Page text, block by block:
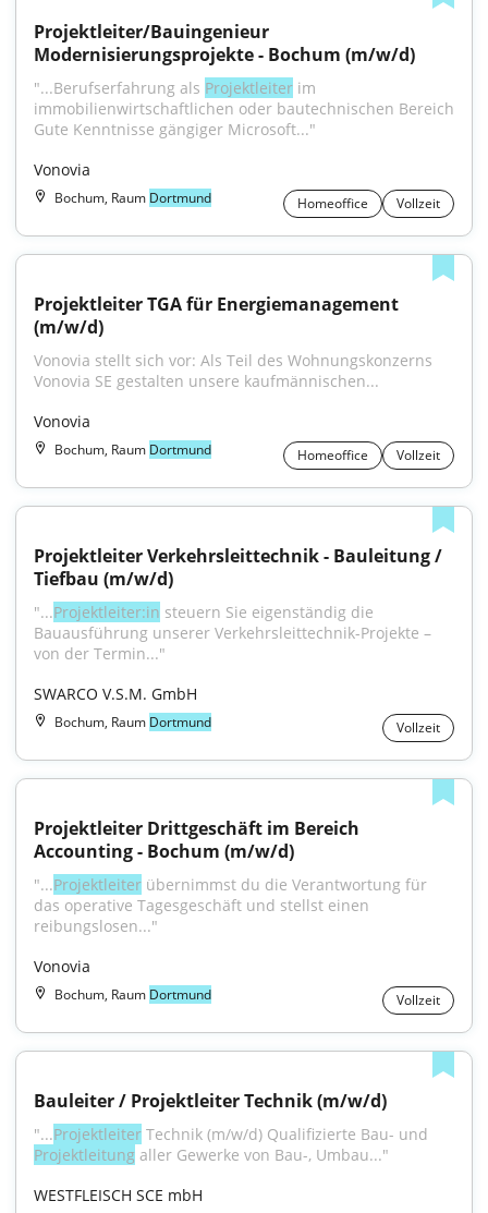
Projektleiter/Bauingenieur
Modernisierungsprojekte - Bochum (m/w/d)
"...Berufserfahrung als Projektleiter im
immobilienwirtschaftlichen oder bautechnischen Bereich
Gute Kenntnisse gängiger Microsoft..."
Vonovia
Bochum, Raum Dortmund Homeoffice Vollzeit
Projektleiter TGA für Energiemanagement
(m/w/d)
Vonovia stellt sich vor: Als Teil des Wohnungskonzerns
Vonovia SE gestalten unsere kaufmännischen...
Vonovia
Bochum, Raum Dortmund Homeoffice Vollzeit
Projektleiter Verkehrsleittechnik - Bauleitung /
Tiefbau (m/w/d)
"...Projektleiter:in steuern Sie eigenständig die
Bauausführung unserer Verkehrsleittechnik-Projekte –
von der Termin..."
SWARCO V.S.M. GmbH
Bochum, Raum Dortmund Vollzeit
Projektleiter Drittgeschäft im Bereich
Accounting - Bochum (m/w/d)
"...Projektleiter übernimmst du die Verantwortung für
das operative Tagesgeschäft und stellst einen
reibungslosen..."
Vonovia
Bochum, Raum Dortmund Vollzeit
Bauleiter / Projektleiter Technik (m/w/d)
"...Projektleiter
Projektleitung aller Gewerke von Bau-, Umbau..."
WESTFLEISCH SCE mbH